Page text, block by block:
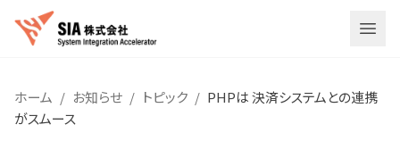
メニ
ホーム / お知らせ / トピック / PHPは 決済システムとの連携
がスムース